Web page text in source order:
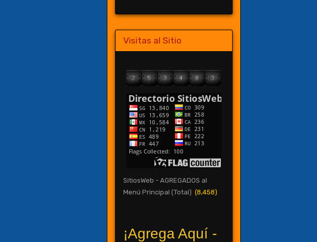
Visitas al Sitio
SitiosWeb - AGREGADOS al
Menú Principal (Total) (8,458)
¡Agrega Aquí -